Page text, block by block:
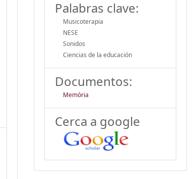
Palabras clave:
Musicoterapia
NESE
Sonidos
Ciencias de la educación
Documentos:
Memòria
Cerca a google